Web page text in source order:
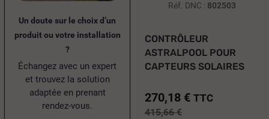
Un doute sur le choix d’un
produit ou votre installation
?
Échangez avec un expert
et trouvez la solution
adaptée en prenant
rendez-vous.
Réf. DNC : 802503
CONTRÔLEUR
ASTRALPOOL POUR
CAPTEURS SOLAIRES
270,18 € TTC
415,66 €